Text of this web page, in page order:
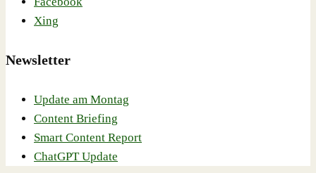
Xing
Newsletter
Update am Montag
Content Briefing
Smart Content Report
ChatGPT Update